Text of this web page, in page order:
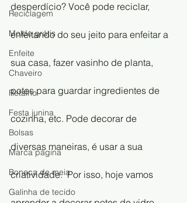
Reciclagem
Molde grátis
Enfeite
Chaveiro
Retalho
Festa junina
Bolsas
Marca página
Boneca de meia
Galinha de tecido
desperdício? Você pode reciclar,
enfeitando do seu jeito para enfeitar a
sua casa, fazer vasinho de planta,
potes para guardar ingredientes de
cozinha, etc. Pode decorar de
diversas maneiras, é usar a sua
criatividade.  Por isso, hoje vamos